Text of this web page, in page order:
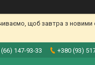
щоб завтра з
147-93-33 +380 (93)